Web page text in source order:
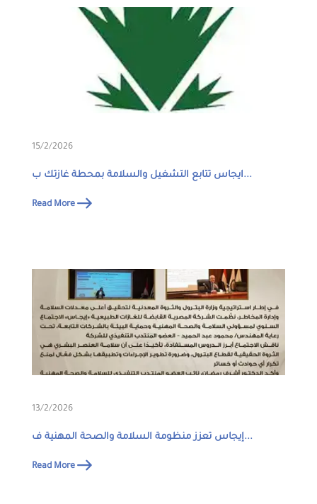
15/2/2026
ايجاس تتابع التشغيل والسلامة بمحطة غازتك ب...
Read More
13/2/2026
إيجاس تعزز منظومة السلامة والصحة المهنية ف...
Read More